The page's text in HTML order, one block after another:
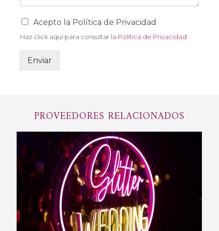
C
m
p
d
c
Acepto la Política de Privacidad
Haz click aquí para consultar la Política de Privacidad
Enviar
PROVEEDORES RELACIONADOS